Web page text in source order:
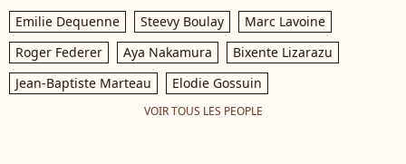
Emilie Dequenne Steevy Boulay
Marc Lavoine
Roger Federer
Aya Nakamura
Bixente Lizarazu
Jean-Baptiste Marteau
Elodie Gossuin
VOIR TOUS LES PEOPLE